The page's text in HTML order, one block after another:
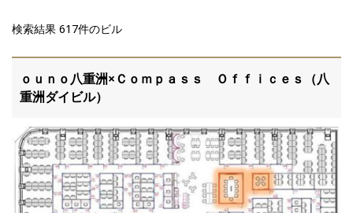
滋賀県
奈良県
検索結果 617件のビル
ｏｕｎｏ八重洲×Ｃｏｍｐａｓｓ Ｏｆｆｉｃｅｓ（八
重洲ダイビル）